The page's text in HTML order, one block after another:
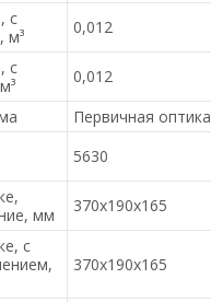
с
м³
0,012
с
0,012
Первичная оптика
5630
мм
370х190х165
с
370х190х165